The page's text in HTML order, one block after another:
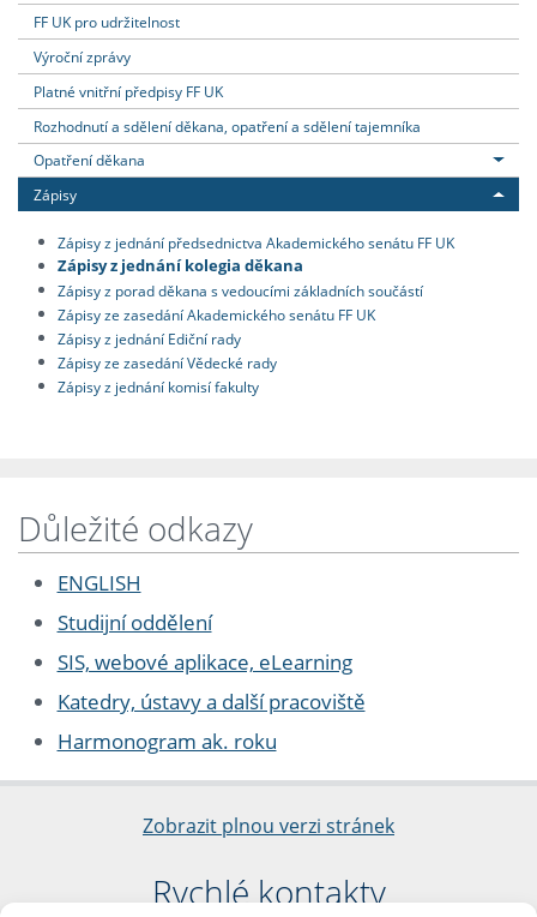
FF UK pro udržitelnost
Výroční zprávy
Platné vnitřní předpisy FF UK
Rozhodnutí a sdělení děkana, opatření a sdělení tajemníka
Opatření děkana
Zápisy
Zápisy z jednání předsednictva Akademického senátu FF UK
Zápisy z jednání kolegia děkana
Zápisy z porad děkana s vedoucími základních součástí
Zápisy ze zasedání Akademického senátu FF UK
Zápisy z jednání Ediční rady
Zápisy ze zasedání Vědecké rady
Zápisy z jednání komisí fakulty
Důležité odkazy
ENGLISH
Studijní oddělení
SIS, webové aplikace, eLearning
Katedry, ústavy a další pracoviště
Harmonogram ak. roku
Zobrazit plnou verzi stránek
Rychlé kontakty